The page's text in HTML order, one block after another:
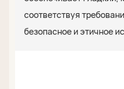
соответствуя
безопасное и этичное